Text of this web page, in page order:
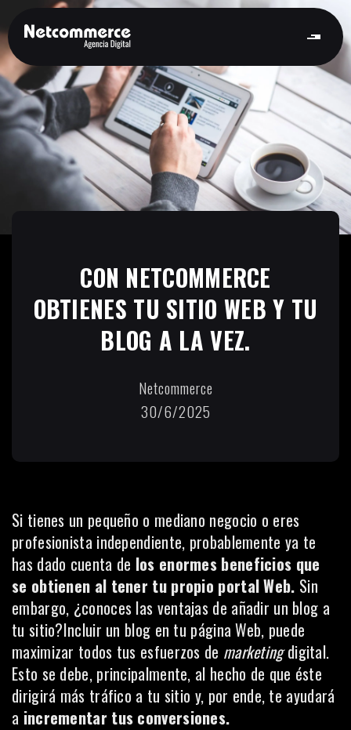
CON NETCOMMERCE
OBTIENES TU SITIO WEB Y TU
BLOG A LA VEZ.
Netcommerce
30/6/2025
Si tienes un pequeño o mediano negocio o eres
profesionista independiente, probablemente ya te
has dado cuenta de los enormes beneficios que
se obtienen al tener tu propio portal Web. Sin
embargo, ¿conoces las ventajas de añadir un blog a
tu sitio?Incluir un blog en tu página Web, puede
maximizar todos tus esfuerzos de marketingdigital.
Esto se debe, principalmente, al hecho de que éste
dirigirá más tráfico a tu sitio y, por ende, te ayudará
a incrementar tus conversiones.